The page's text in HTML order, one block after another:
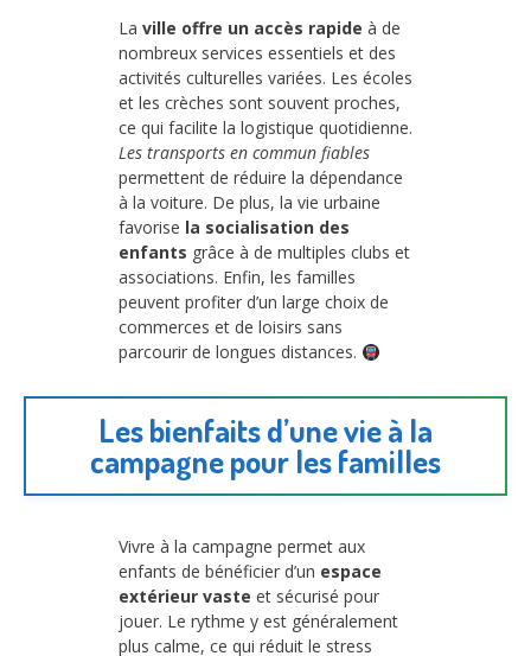
La ville offre un accès rapide à de
nombreux services essentiels et des
activités culturelles variées. Les écoles
et les crèches sont souvent proches,
ce qui facilite la logistique quotidienne.
Les transports en commun fiables
permettent de réduire la dépendance
à la voiture. De plus, la vie urbaine
favorise la socialisation des
enfants grâce à de multiples clubs et
associations. Enfin, les familles
peuvent profiter d’un large choix de
commerces et de loisirs sans
parcourir de longues distances.
Les bienfaits d’une vie à la
campagne pour les familles
Vivre à la campagne permet aux
enfants de bénéficier d’un espace
extérieur vaste et sécurisé pour
jouer. Le rythme y est généralement
plus calme, ce qui réduit le stress